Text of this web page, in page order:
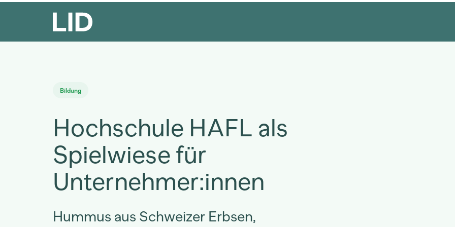
Bildung
Hochschule HAFL als
Spielwiese für
Unternehmer:innen
Hummus aus Schweizer Erbsen,